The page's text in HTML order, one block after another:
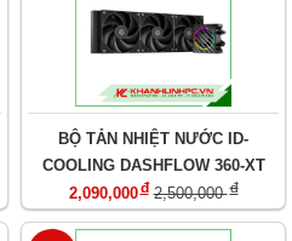
BỘ TẢN NHIỆT NƯỚC ID-
COOLING DASHFLOW 360-XT
LITE
2,090,000đ 2,500,000đ